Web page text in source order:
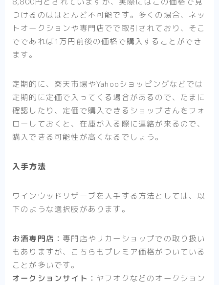
つけるのはほとんど不可能です。多くの場合、ネッ
トオークションや専門店でで取引されており、そこ
でであれば1万円前後の価格で購入することができ
ます。
定期的に、楽天市場やYahooショッピングなどでは
定期的に定価で入ってくる場合があるので、たまに
確認したり、定価で購入できるショップさんをフォ
ローしておくと、在庫が入る際に連絡が来るので、
購入できる可能性が高くなるでしょう。
入手方法
ワインウッドリザーブを入手する方法としては、以
下のような選択肢があります。
お酒専門店： 専門店やリカーショップでの取り扱い
もありますが、こちらもプレミア価格がついている
ことが多いです。
オークションサイト： ヤフオクなどのオークション